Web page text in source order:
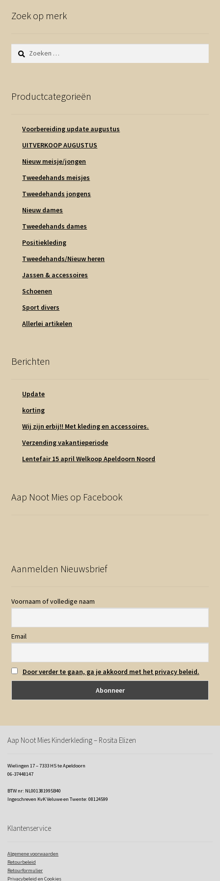
Zoek op merk
Zoeken
naar:
Productcategorieën
Voorbereiding update augustus
UITVERKOOP AUGUSTUS
Nieuw meisje/jongen
Tweedehands meisjes
Tweedehands jongens
Nieuw dames
Tweedehands dames
Positiekleding
Tweedehands/Nieuw heren
Jassen & accessoires
Schoenen
Sport divers
Allerlei artikelen
Berichten
Update
korting
Wij zijn erbij!! Met kleding en accessoires.
Verzending vakantieperiode
Lentefair 15 april Welkoop Apeldoorn Noord
Aap Noot Mies op Facebook
Aanmelden Nieuwsbrief
Voornaam of volledige naam
Email
Door verder te gaan, ga je akkoord met het privacy beleid.
Aap Noot Mies Kinderkleding – Rosita Elizen
Wielingen 17 – 7333 HS te Apeldoorn
06-37448147
BTW nr: NL001381995B40
Ingeschreven KvK Veluwe en Twente: 08124599
Klantenservice
Algemene voorwaarden
Retourbeleid
Retourformulier
Privacybeleid en Cookies